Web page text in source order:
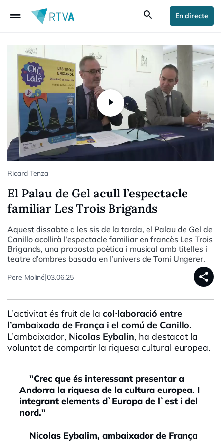
drag_handle search En directe
Ricard Tenza
El Palau de Gel acull l’espectacle
familiar Les Trois Brigands
Aquest dissabte a les sis de la tarda, el Palau de Gel de
Canillo acollirà l’espectacle familiar en francès Les Trois
Brigands, una proposta poètica i musical amb titelles i
teatre d’ombres basada en l’univers de Tomi Ungerer.
Pere Moliné|03.06.25 share
L’activitat és fruit de la col·laboració entre
l’ambaixada de França i el comú de Canillo.
L’ambaixador, Nicolas Eybalin, ha destacat la
voluntat de compartir la riquesa cultural europea.
"Crec que és interessant presentar a
Andorra la riquesa de la cultura europea. I
integrant elements d`Europa de l`est i del
nord."
Nicolas Eybalim, ambaixador de França